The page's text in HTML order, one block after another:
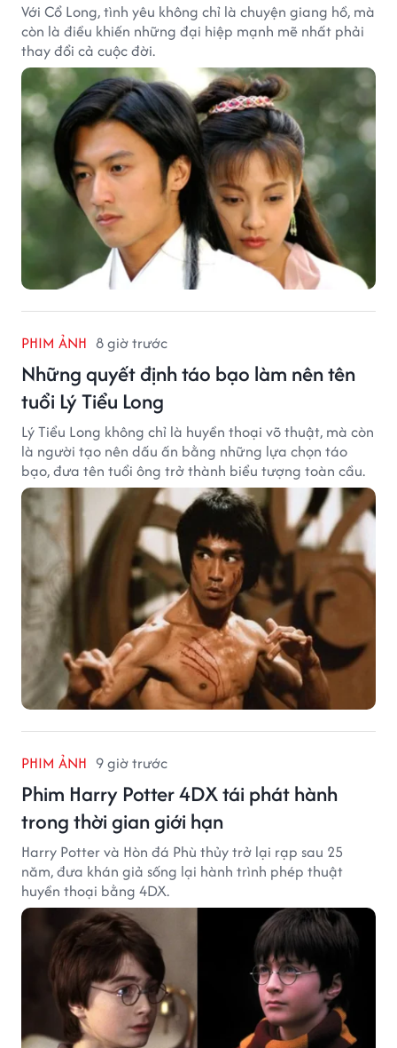
Với Cổ Long, tình yêu không chỉ là chuyện giang hồ, mà
còn là điều khiến những đại hiệp mạnh mẽ nhất phải
thay đổi cả cuộc đời.
PHIM ẢNH 8 giờ trước
Những quyết định táo bạo làm nên tên
tuổi Lý Tiểu Long
Lý Tiểu Long không chỉ là huyền thoại võ thuật, mà còn
là người tạo nên dấu ấn bằng những lựa chọn táo
bạo, đưa tên tuổi ông trở thành biểu tượng toàn cầu.
PHIM ẢNH 9 giờ trước
Phim Harry Potter 4DX tái phát hành
trong thời gian giới hạn
Harry Potter và Hòn đá Phù thủy trở lại rạp sau 25
năm, đưa khán giả sống lại hành trình phép thuật
huyền thoại bằng 4DX.